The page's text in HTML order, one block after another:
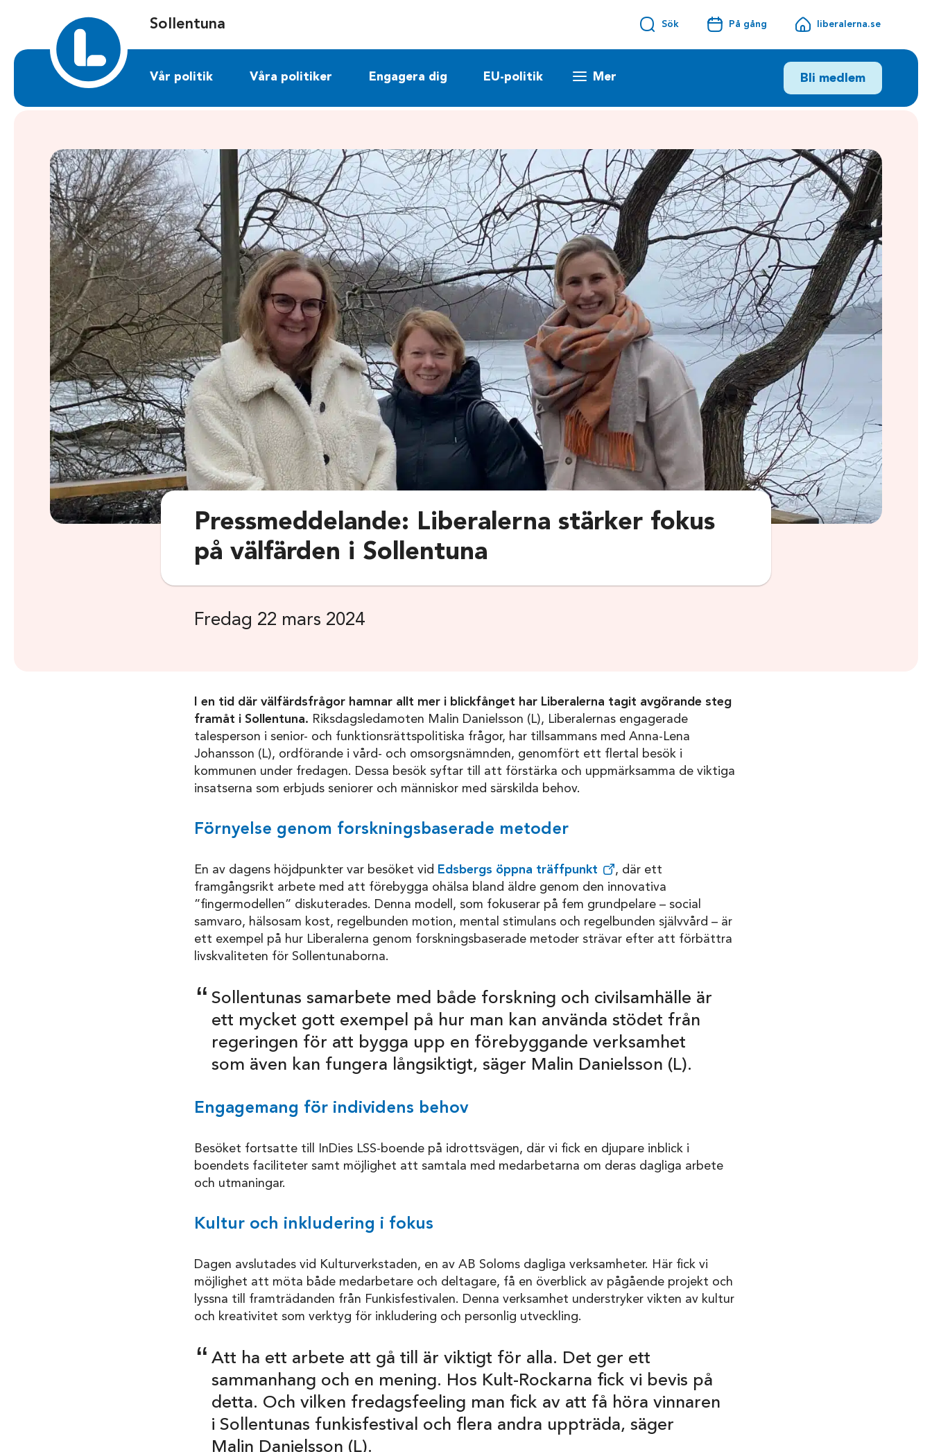
Sollentuna Sök På gång liberalerna.se
Vår politik Våra politiker Engagera dig EU-politik Mer Bli medlem
Pressmeddelande: Liberalerna stärker fokus
på välfärden i Sollentuna
Fredag 22 mars 2024
I en tid där välfärdsfrågor hamnar allt mer i blickfånget har Liberalerna tagit avgörande steg
framåt i Sollentuna. Riksdagsledamoten Malin Danielsson (L), Liberalernas engagerade
talesperson i senior- och funktionsrättspolitiska frågor, har tillsammans med Anna-Lena
Johansson (L), ordförande i vård- och omsorgsnämnden, genomfört ett flertal besök i
kommunen under fredagen. Dessa besök syftar till att förstärka och uppmärksamma de viktiga
insatserna som erbjuds seniorer och människor med särskilda behov.
Förnyelse genom forskningsbaserade metoder
En av dagens höjdpunkter var besöket vid Edsbergs öppna träffpunkt
, där ett
framgångsrikt arbete med att förebygga ohälsa bland äldre genom den innovativa
”fingermodellen” diskuterades. Denna modell, som fokuserar på fem grundpelare – social
samvaro, hälsosam kost, regelbunden motion, mental stimulans och regelbunden självvård – är
ett exempel på hur Liberalerna genom forskningsbaserade metoder strävar efter att förbättra
livskvaliteten för Sollentunaborna.
Sollentunas samarbete med både forskning och civilsamhälle är
ett mycket gott exempel på hur man kan använda stödet från
regeringen för att bygga upp en förebyggande verksamhet
som även kan fungera långsiktigt, säger Malin Danielsson (L).
Engagemang för individens behov
Besöket fortsatte till InDies LSS-boende på idrottsvägen, där vi fick en djupare inblick i
boendets faciliteter samt möjlighet att samtala med medarbetarna om deras dagliga arbete
och utmaningar.
Kultur och inkludering i fokus
Dagen avslutades vid Kulturverkstaden, en av AB Soloms dagliga verksamheter. Här fick vi
möjlighet att möta både medarbetare och deltagare, få en överblick av pågående projekt och
lyssna till framträdanden från Funkisfestivalen. Denna verksamhet understryker vikten av kultur
och kreativitet som verktyg för inkludering och personlig utveckling.
Att ha ett arbete att gå till är viktigt för alla. Det ger ett
sammanhang och en mening. Hos Kult-Rockarna fick vi bevis på
detta. Och vilken fredagsfeeling man fick av att få höra vinnaren
i Sollentunas funkisfestival och flera andra uppträda, säger
Malin Danielsson (L).